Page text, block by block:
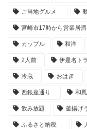
ご当地グルメ
宮崎市17時から営業居
カップル 和洋
2人前 伊是名ト
冷蔵 おはぎ
西銀座通り 和風
飲み放題 釜揚げ
ふるさと納税